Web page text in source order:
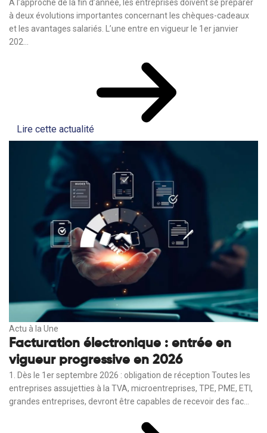
À l’approche de la fin d’année, les entreprises doivent se préparer
à deux évolutions importantes concernant les chèques-cadeaux
et les avantages salariés. L’une entre en vigueur le 1er janvier
202...
Lire cette actualité
Actu à la Une
Facturation électronique : entrée en
vigueur progressive en 2026
1. Dès le 1er septembre 2026 : obligation de réception Toutes les
entreprises assujetties à la TVA, microentreprises, TPE, PME, ETI,
grandes entreprises, devront être capables de recevoir des fac...